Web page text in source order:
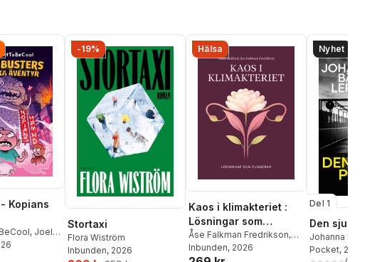
- Kopians
, Joel
Ejdemo
-19%
Stortaxi
Flora Wiström
Inbunden, 2026
Hälsa
Kaos i klimakteriet :
Lösningar som
fungerar
Åse Falkman Fredrikson,
Anna Hallén
Inbunden, 2026
Nyhet
Del 1
Den sjunde
Johanna
Lerneby
Pocket, 2026